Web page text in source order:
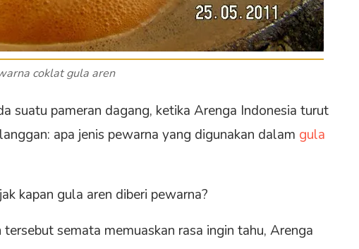
coklat gula aren
suatu pameran dagang, ketika Arenga Indonesia turut
apa jenis pewarna yang digunakan dalam gula
kapan gula aren diberi pewarna?
semata memuaskan rasa ingin tahu, Arenga